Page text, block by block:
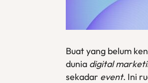
Buat yang belum
dunia digital
sekadar event. Ini